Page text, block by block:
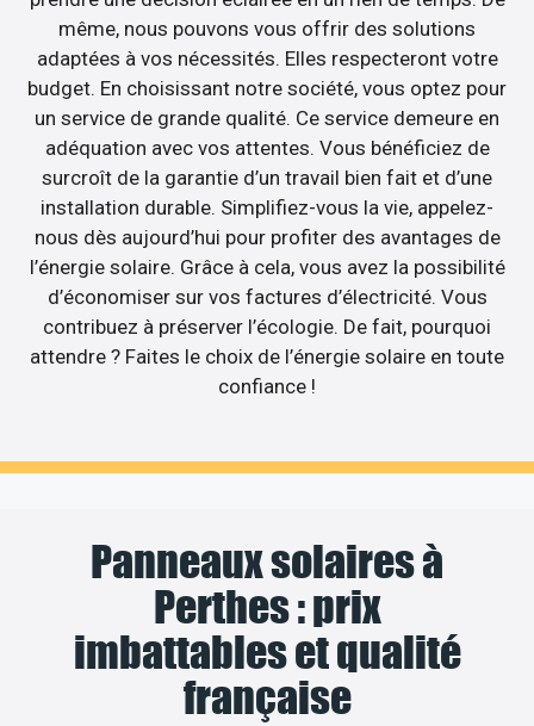
même, nous pouvons vous offrir des solutions
adaptées à vos nécessités. Elles respecteront votre
budget. En choisissant notre société, vous optez pour
un service de grande qualité. Ce service demeure en
adéquation avec vos attentes. Vous bénéficiez de
surcroît de la garantie d’un travail bien fait et d’une
installation durable. Simplifiez-vous la vie, appelez-
nous dès aujourd’hui pour profiter des avantages de
l’énergie solaire. Grâce à cela, vous avez la possibilité
d’économiser sur vos factures d’électricité. Vous
contribuez à préserver l’écologie. De fait, pourquoi
attendre ? Faites le choix de l’énergie solaire en toute
confiance !
Panneaux solaires à
Perthes : prix
imbattables et qualité
française